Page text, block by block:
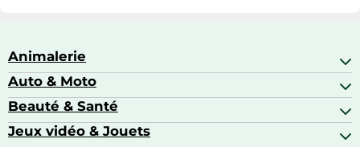
Animalerie
Abris pour animaux sauvages
Aquariophilie
Colliers GPS
Auto & Moto
Accessoires auto
Attelage & portage
Beauté & Santé
Alimentation bébé
Jeux vidéo & Jouets